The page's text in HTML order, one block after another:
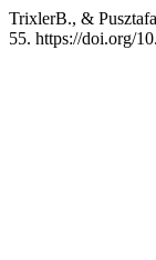
TrixlerB., &
55. https://doi.org/